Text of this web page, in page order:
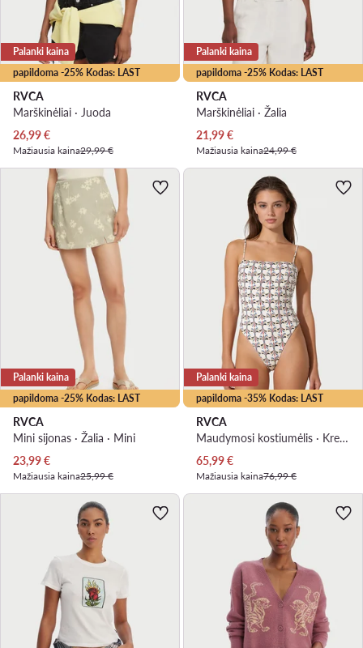
papildoma -25% Kodas: LAST
Palanki kaina
RVCA
Marškinėliai · Juoda
Dabartinė kaina
26,99€
Mažiausia kaina29,99 €
papildoma -25% Kodas: LAST
Palanki kaina
RVCA
Marškinėliai · Žalia
Dabartinė kaina
21,99€
Mažiausia kaina24,99 €
papildoma -25% Kodas: LAST
Palanki kaina
RVCA
Mini sijonas · Žalia · Mini
Dabartinė kaina
23,99€
Mažiausia kaina25,99 €
papildoma -35% Kodas: LAST
Palanki kaina
RVCA
Maudymosi kostiumėlis · Kreminė
Dabartinė kaina
65,99€
Mažiausia kaina76,99 €